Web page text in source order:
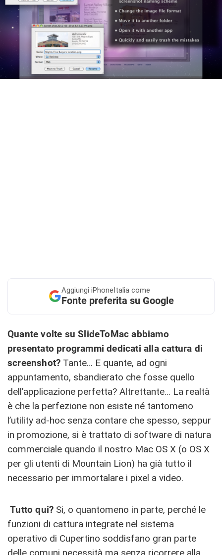
Aggiungi iPhoneItalia come
Fonte preferita su Google
Quante volte su SlideToMac abbiamo
presentato programmi dedicati alla cattura di
screenshot? Tante… E quante, ad ogni
appuntamento, sbandierato che fosse quello
dell’applicazione perfetta? Altrettante… La realtà
è che la perfezione non esiste né tantomeno
l’utility ad-hoc senza contare che spesso, seppur
in promozione, si è trattato di software di natura
commerciale quando il nostro Mac OS X (o OS X
per gli utenti di Mountain Lion) ha già tutto il
necessario per immortalare i pixel a video.
Tutto qui? Si, o quantomeno in parte, perché le
funzioni di cattura integrate nel sistema
operativo di Cupertino soddisfano gran parte
delle comuni necessità ma senza ricorrere alla